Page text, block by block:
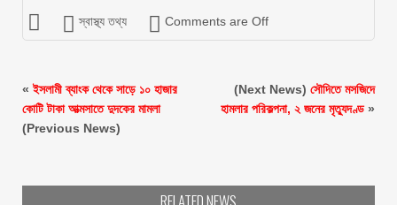
স্বাস্থ্য তথ্য Comments are Off
«ইসলামী ব্যাংক থেকে সাড়ে ১০ হাজার
কোটি টাকা আত্মসাতে দুদকের মামলা
(Previous News)
(Next News) সৌদিতে মসজিদে
হামলার পরিকল্পনা, ২ জনের মৃত্যুদণ্ড»